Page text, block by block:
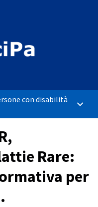
con disabilità
Rare:
per